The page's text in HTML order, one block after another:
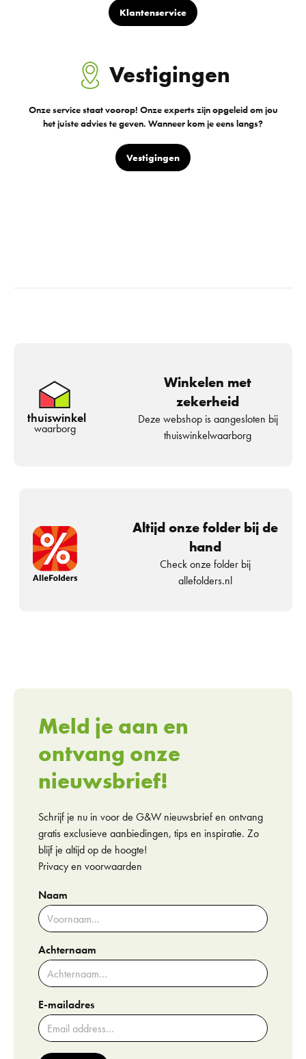
Klantenservice
Vestigingen
Onze service staat voorop! Onze experts zijn opgeleid om jou
het juiste advies te geven. Wanneer kom je eens langs?
Vestigingen
thuiswinkel
waarborg
Winkelen met
zekerheid
Deze webshop is aangesloten bij
thuiswinkelwaarborg
Altijd onze folder bij de
hand
Check onze folder bij
allefolders.nl
Meld je aan en
ontvang onze
nieuwsbrief!
Schrijf je nu in voor de G&W nieuwsbrief en ontvang
gratis exclusieve aanbiedingen, tips en inspiratie. Zo
blijf je altijd op de hoogte!
Privacy en voorwaarden
Naam
Achternaam
E-mailadres